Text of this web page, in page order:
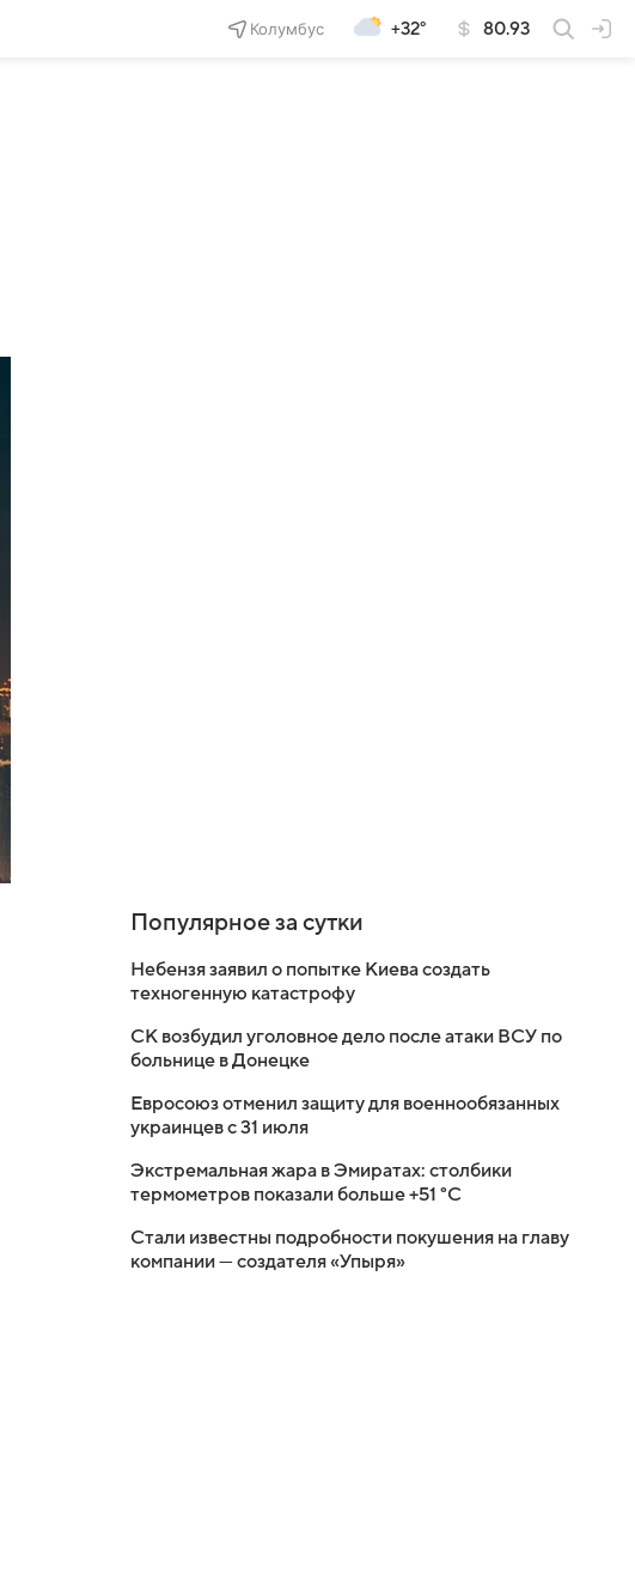
Колумбус +32° 80.93
Популярное за сутки
Небензя заявил о попытке Киева создать
техногенную катастрофу
СК возбудил уголовное дело после атаки ВСУ по
больнице в Донецке
Евросоюз отменил защиту для военнообязанных
украинцев с 31 июля
Экстремальная жара в Эмиратах: столбики
термометров показали больше +51 °C
Стали известны подробности покушения на главу
компании — создателя «Упыря»